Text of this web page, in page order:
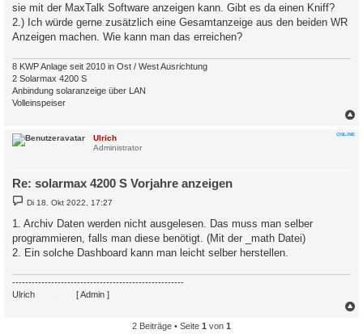
sie mit der MaxTalk Software anzeigen kann. Gibt es da einen Kniff?
2.) Ich würde gerne zusätzlich eine Gesamtanzeige aus den beiden WR
Anzeigen machen. Wie kann man das erreichen?
8 KWP Anlage seit 2010 in Ost / West Ausrichtung
2 Solarmax 4200 S
Anbindung solaranzeige über LAN
Volleinspeiser
ONLINE
Ulrich
Administrator
Re: solarmax 4200 S Vorjahre anzeigen
B
e
t
r
a
g
Di 18. Okt 2022, 17:27
1. Archiv Daten werden nicht ausgelesen. Das muss man selber
programmieren, falls man diese benötigt. (Mit der _math Datei)
2. Ein solche Dashboard kann man leicht selber herstellen.
-----------------------------------------------------
Ulrich
[ Admin ]
2 Beiträge • Seite 1 von 1